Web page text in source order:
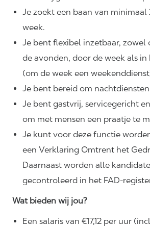
Je zoekt een baan van minimaal
week.
Je bent flexibel inzetbaar, zowel
de avonden, door de week als in
(om de week een
Je bent bereid om
Je bent gastvrij, servicegericht
om met mensen een praatje te
Je kunt voor deze functie
een Verklaring Omtrent het
Daarnaast worden alle
gecontroleerd in het FAD-
Wat bieden wij jou?
Een salaris van €17,12 per uur